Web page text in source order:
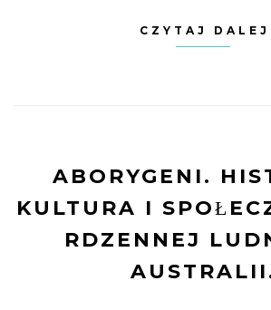
CZYTAJ DALEJ
ABORYGENI.
KULTURA I
RDZENNEJ